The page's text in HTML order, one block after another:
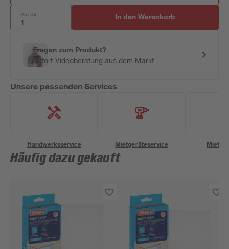
Anzahl: In den Warenkorb
Fragen zum Produkt?
Sofort-Videoberatung aus dem Markt
Unsere passenden Services
Handwerksservice Mietgeräteservice
Häufig dazu gekauft